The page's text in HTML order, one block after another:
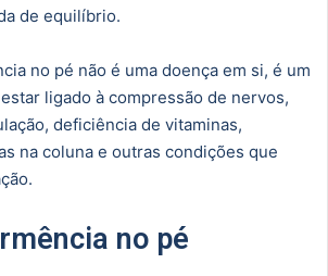
de equilíbrio.
no pé não é uma doença em si, é um
ligado à compressão de nervos,
deficiência de vitaminas,
na coluna e outras condições que
no pé